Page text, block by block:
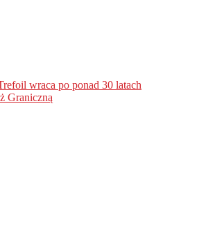
wraca po ponad 30 latach
Graniczną